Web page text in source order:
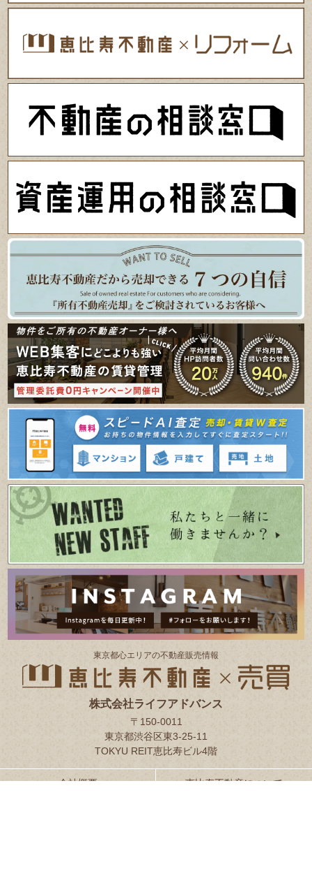
東京都⼼エリアの不動産販売情報
株式会社ライフアドバンス
〒150-0011
東京都渋谷区東3-25-11
TOKYU REIT恵比寿ビル4階
会社概要 恵比寿不動産について